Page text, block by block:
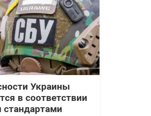
Украины
в соответствии
стандартами